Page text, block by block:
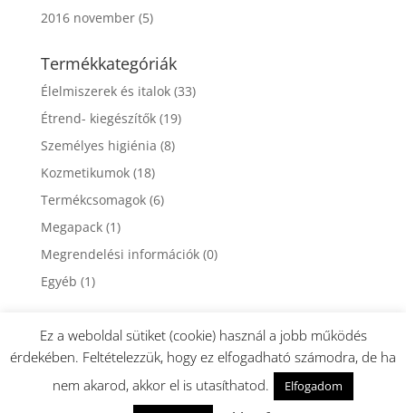
2016 november(5)
Termékkategóriák
Élelmiszerek és italok (33)
Étrend- kiegészítők (19)
Személyes higiénia (8)
Kozmetikumok (18)
Termékcsomagok (6)
Megapack (1)
Megrendelési információk (0)
Egyéb (1)
Design: Dormán György - Minden jog fenntartva. DXN
Ez a weboldal sütiket (cookie) használ a jobb működés
érdekében. Feltételezzük, hogy ez elfogadható számodra, de ha
nem akarod, akkor el is utasíthatod.
Elfogadom